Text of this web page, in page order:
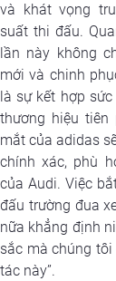
và khát vọng
suất thi đấu.
lần này không
mới và chinh
là sự kết hợp
thương hiệu
mắt của adidas
chính xác, phù
của Audi. Việc
đấu trường đua
nữa khẳng định
sắc mà chúng
tác này”.